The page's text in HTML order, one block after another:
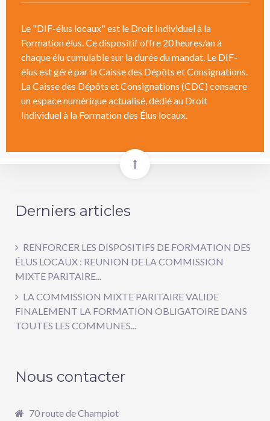
Le "DIF-élus locaux" est le Droit Individuel à la
Formation élus. Ce dispositif offre 20 heures/an à
chaque élu cumulable sur la durée du mandat. Le DIF-
élus est géré par la Caisse des Dépôts et Consignations.
La Caisse des Dépôts et Consignations (CDC) consacre
un espace numérique actualisé, dédié au Droit
Individuel à la Formation des Élus locaux.
Derniers articles
RENFORCER LES DISPOSITIFS DE FORMATION DES
ÉLUS LOCAUX : REUNION DE LA COMMISSION
MIXTE PARITAIRE...
LA COMMISSION MIXTE PARITAIRE VALIDE
FINALEMENT LA FORMATION OBLIGATOIRE DANS
TOUTES LES COMMUNES...
Nous contacter
70 route de Champiot